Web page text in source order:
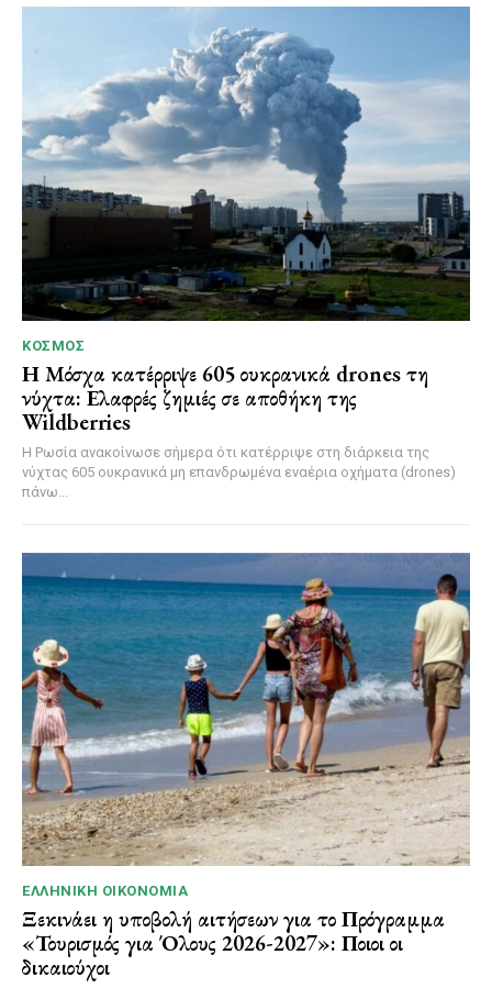
ΚΌΣΜΟΣ
Η Μόσχα κατέρριψε 605 ουκρανικά drones τη
νύχτα: Ελαφρές ζημιές σε αποθήκη της
Wildberries
Η Ρωσία ανακοίνωσε σήμερα ότι κατέρριψε στη διάρκεια της
νύχτας 605 ουκρανικά μη επανδρωμένα εναέρια οχήματα (drones)
πάνω...
ΕΛΛΗΝΙΚΉ ΟΙΚΟΝΟΜΊΑ
Ξεκινάει η υποβολή αιτήσεων για το Πρόγραμμα
«Τουρισμός για Όλους 2026-2027»: Ποιοι οι
δικαιούχοι